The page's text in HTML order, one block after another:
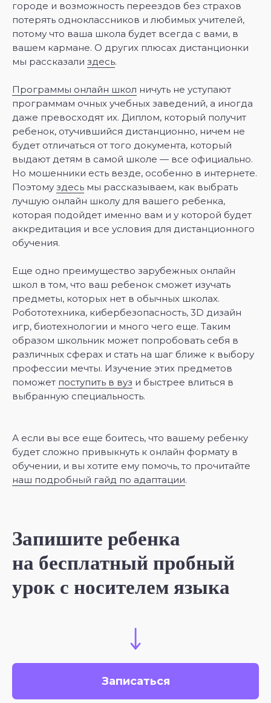
городе и возможность переездов без страхов
потерять одноклассников и любимых учителей,
потому что ваша школа будет всегда с вами, в
вашем кармане. О других плюсах дистанционки
мы рассказали здесь.
Программы онлайн школ ничуть не уступают
программам очных учебных заведений, а иногда
даже превосходят их. Диплом, который получит
ребенок, отучившийся дистанционно, ничем не
будет отличаться от того документа, который
выдают детям в самой школе — все официально.
Но мошенники есть везде, особенно в интернете.
Поэтому здесь мы рассказываем, как выбрать
лучшую онлайн школу для вашего ребенка,
которая подойдет именно вам и у которой будет
аккредитация и все условия для дистанционного
обучения.
Еще одно преимущество зарубежных онлайн
школ в том, что ваш ребенок сможет изучать
предметы, которых нет в обычных школах.
Робототехника, кибербезопасность, 3D дизайн
игр, биотехнологии и много чего еще. Таким
образом школьник может попробовать себя в
различных сферах и стать на шаг ближе к выбору
профессии мечты. Изучение этих предметов
поможет поступить в вуз и быстрее влиться в
выбранную специальность.
А если вы все еще боитесь, что вашему ребенку
будет сложно привыкнуть к онлайн формату в
обучении, и вы хотите ему помочь, то прочитайте
наш подробный гайд по адаптации.
Запишите ребенка
на бесплатный пробный
урок с носителем языка
Записаться